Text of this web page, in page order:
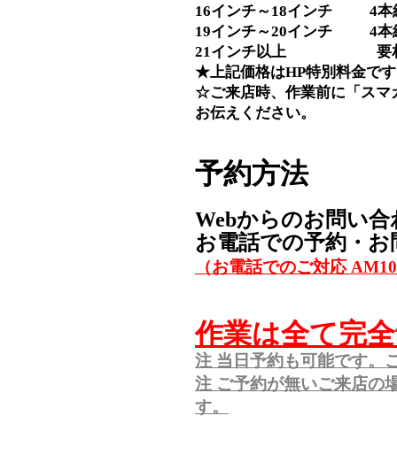
16インチ～18インチ 4本
19インチ～20インチ 4本
21インチ以上 要
★上記価格はHP特別料金で
☆ご来店時、作業前に「スマ
お伝えください。
予約方法
Webからのお問い
お電話での予約・
（お電話でのご対応
作業は全て完
注 当日予約も可能です。
注 ご予約が無いご来店の
す。